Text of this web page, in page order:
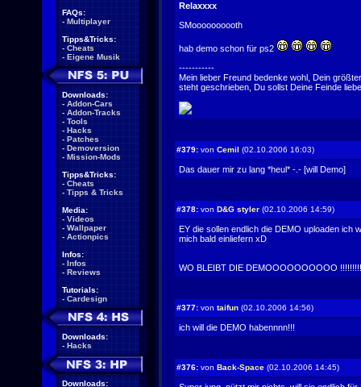
FAQs:
- Multiplayer
Tipps&Tricks:
- Cheats
- Eigene Musik
Downloads:
- Addon-Cars
- Addon-Tracks
- Tools
- Hacks
- Patches
- Demoversion
- Mission-Mods
Tipps&Tricks:
- Cheats
- Tipps & Tricks
Media:
- Videos
- Wallpaper
- Actionpics
Infos:
- Infos
- Reviews
Tutorials:
- Cardesign
Downloads:
- Hacks
Downloads:
Relaxxxx
SMoooooooooth
hab demo schon für ps2
-----------
Mein lieber Freund bedenke wohl, Dein
steht geschrieben, Du sollst Deine Feinde
#379: von Cemil (02.10.2006 16:03)
Das dauer mir zu lang *heul* -.- [will Demo]
#378: von D&G styler (02.10.2006 14:59)
EY die sollen endlich die DEMO uploaden
mich bald einliefern xD
WO BLEIBT DIE DEMOOOOOOOOOO
#377: von taifun (02.10.2006 14:56)
ich will die DEMO habennnn!!!
#376: von Back-Space (02.10.2006 14:45)